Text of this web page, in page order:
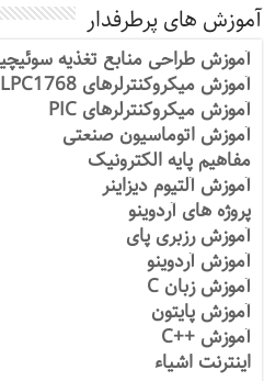
آموزش های پرطرفدار
آموزش طراحی منابع تغذیه
آموزش میکروکنترلرهای LPC1768
آموزش میکروکنترلرهای PIC
آموزش اتوماسیون صنعتی
مفاهیم پایه الکترونیک
آموزش آلتیوم دیزاینر
پروژه های آردوینو
آموزش رزبری پای
آموزش آردوینو
آموزش زبان C
آموزش پایتون
آموزش ++C
اینترنت اشیاء